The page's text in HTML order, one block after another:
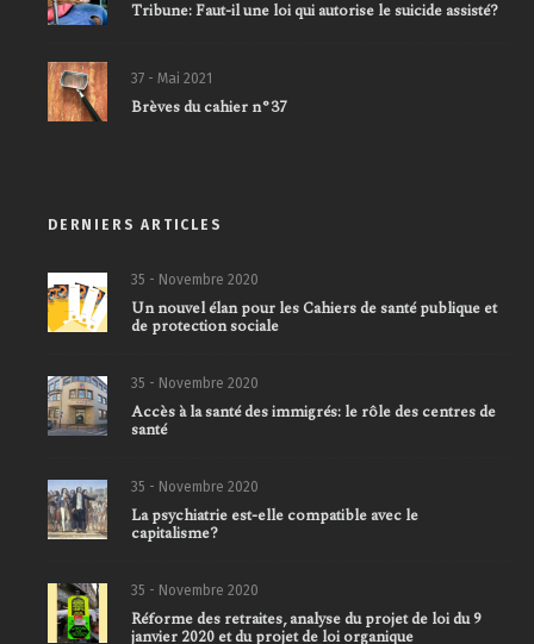
Tribune: Faut-il une loi qui autorise le suicide assisté?
37 - Mai 2021
Brèves du cahier n°37
DERNIERS ARTICLES
35 - Novembre 2020
Un nouvel élan pour les Cahiers de santé publique et
de protection sociale
35 - Novembre 2020
Accès à la santé des immigrés: le rôle des centres de
santé
35 - Novembre 2020
La psychiatrie est-elle compatible avec le
capitalisme?
35 - Novembre 2020
Réforme des retraites, analyse du projet de loi du 9
janvier 2020 et du projet de loi organique